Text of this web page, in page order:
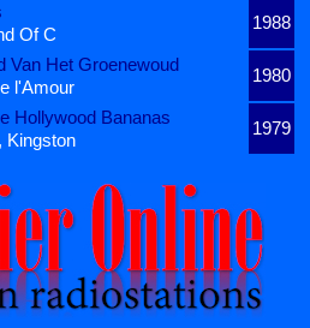
1988
Of C
Van Het Groenewoud
1980
l'Amour
Hollywood Bananas
1979
Kingston